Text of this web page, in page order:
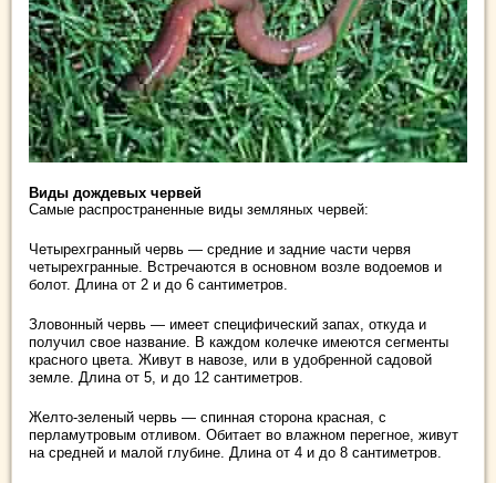
Виды дождевых червей
Самые распространенные виды земляных червей:
Четырехгранный червь — средние и задние части червя
четырехгранные. Встречаются в основном возле водоемов и
болот. Длина от 2 и до 6 сантиметров.
Зловонный червь — имеет специфический запах, откуда и
получил свое название. В каждом колечке имеются сегменты
красного цвета. Живут в навозе, или в удобренной садовой
земле. Длина от 5, и до 12 сантиметров.
Желто-зеленый червь — спинная сторона красная, с
перламутровым отливом. Обитает во влажном перегное, живут
на средней и малой глубине. Длина от 4 и до 8 сантиметров.